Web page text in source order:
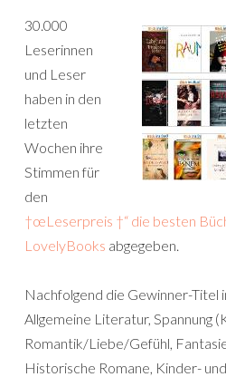
30.000
Leserinnen
und Leser
haben in den
letzten
Wochen ihre
Stimmen für
den
†œLeserpreis †“ die besten
LovelyBooks abgegeben.
Nachfolgend die Gewinner-Titel
Allgemeine Literatur, Spannung
Romantik/Liebe/Gefühl,
Historische Romane, Kinder-